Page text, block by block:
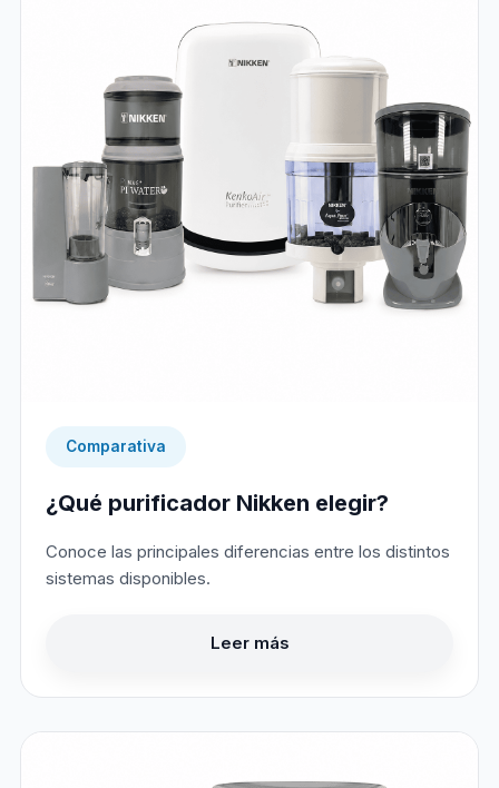
Comparativa
¿Qué purificador Nikken elegir?
Conoce las principales diferencias entre los distintos
sistemas disponibles.
Leer más